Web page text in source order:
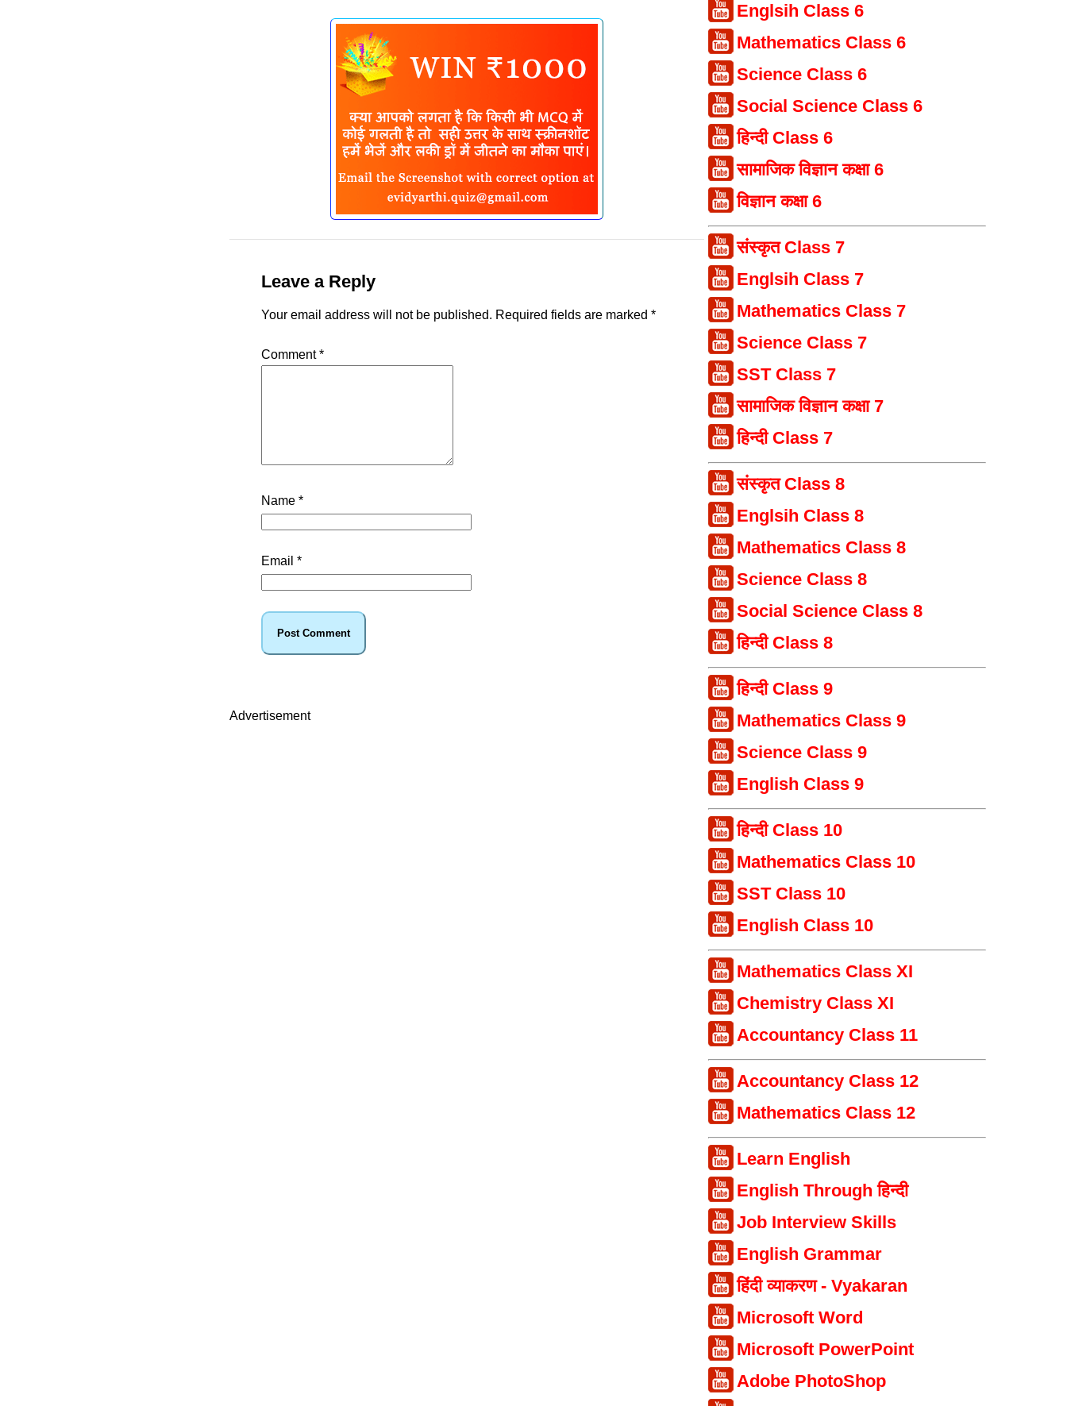
Leave a Reply
Your email address will not be published. Required fields are marked *
Comment*
Name *
Email *
Advertisement
Englsih Class 6
Mathematics Class 6
Science Class 6
Social Science Class 6
हिन्दी Class 6
सामाजिक विज्ञान कक्षा 6
विज्ञान कक्षा 6
संस्कृत Class 7
Englsih Class 7
Mathematics Class 7
Science Class 7
SST Class 7
सामाजिक विज्ञान कक्षा 7
हिन्दी Class 7
संस्कृत Class 8
Englsih Class 8
Mathematics Class 8
Science Class 8
Social Science Class 8
हिन्दी Class 8
हिन्दी Class 9
Mathematics Class 9
Science Class 9
English Class 9
हिन्दी Class 10
Mathematics Class 10
SST Class 10
English Class 10
Mathematics Class XI
Chemistry Class XI
Accountancy Class 11
Accountancy Class 12
Mathematics Class 12
Learn English
English Through हिन्दी
Job Interview Skills
English Grammar
हिंदी व्याकरण - Vyakaran
Microsoft Word
Microsoft PowerPoint
Adobe PhotoShop